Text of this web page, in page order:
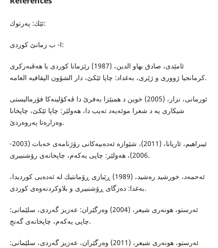
ئێك: په‌رتوك:
ا- ب زمانێ كوردى:
ئامێدى، صادق بها‌و الدین، (1987) رێزمانا كوردى یا هه‌ڤبه‌ركرى
كرمانجیا ژوورى و ژێرى، به‌غداد: چاپا ئێكێ، دار الشۆون الپقافیه‌ العامه‌.
ئورمانى، نزار، (2005) خوین د همبێزا به‌فرێ دا ڤه‌كۆلینه‌كا فۆرمالیستى
شیكاری یه‌ د شعرا موئه‌یه‌د ته‌یب دا، هه‌ولێر: چاپا ئێكێ، چاپخانا
وه‌زاره‌تا په‌روه‌ردێ.
ئیبراهیم، ئاریانا، (2011)، شێوازه‌ ئه‌ده‌بیه‌كانى رۆژنامه‌ى خه‌بات (2003-
2006)، هه‌ولێر: چاپى یه‌كه‌م، چاپخانه‌ى رۆشنبیرى.
ئه‌حمه‌د، خورشید ره‌شید، (1989) ڕێبازى ڕۆمانتیك له‌ ئه‌ده‌یى كوردیدا،
به‌غدا: ده‌زگاى ڕۆشنبیرى و بلاوكردنه‌وه‌ى كوردى.
ئه‌رستو، هونه‌رى شیعر، (2004) وه‌رگێران: عه‌زیز گه‌ردى، سلێمانى:
چاپى یه‌كه‌م، چاپخانه‌ى گه‌نج.
ئه‌رستو، هونه‌رى شیعر، (2011) وه‌رگێران، عه‌زیز گه‌ردى، سلێمانى: